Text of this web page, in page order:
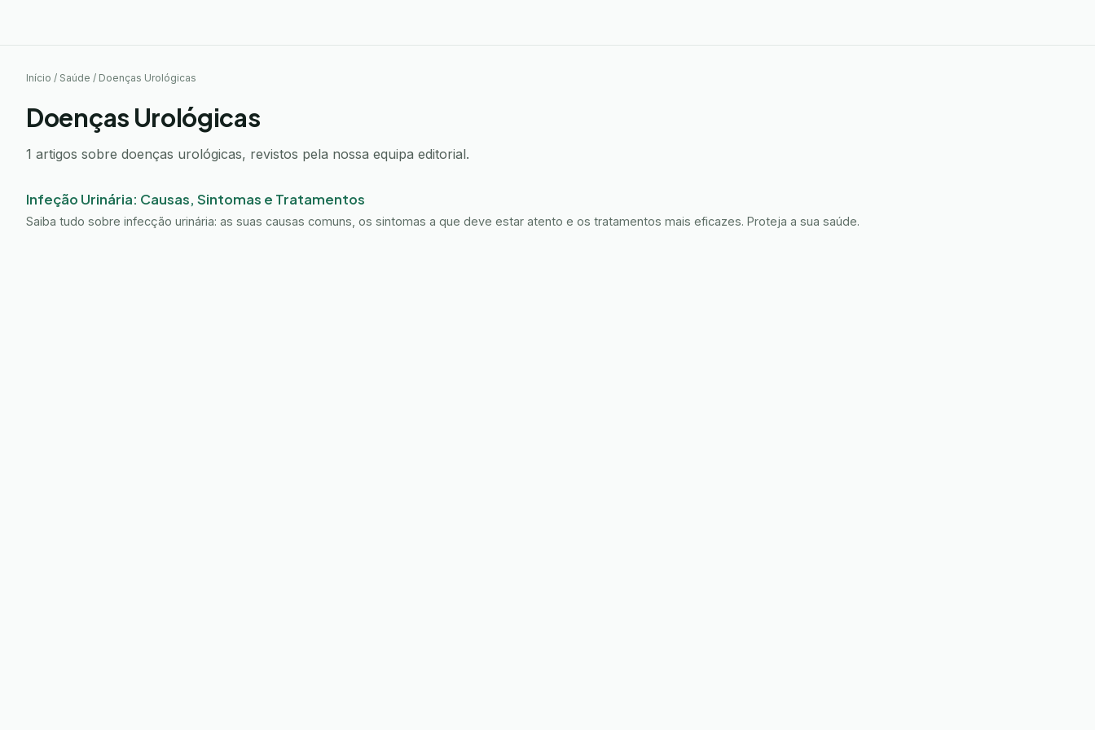
Início / Saúde / Doenças Urológicas
Doenças Urológicas
1 artigos sobre doenças urológicas, revistos pela nossa equipa editorial.
Infeção Urinária: Causas, Sintomas e Tratamentos
Saiba tudo sobre infecção urinária: as suas causas comuns, os sintomas a que deve estar atento e os tratamentos mais eficazes. Proteja a sua saúde.